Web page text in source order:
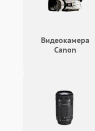
Видеокамера
Canon